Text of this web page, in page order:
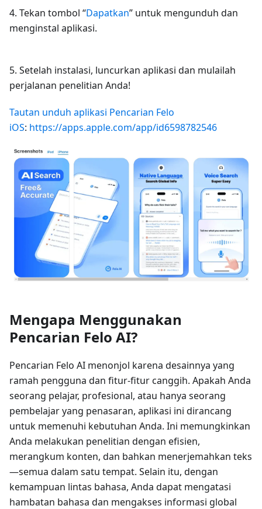
4. Tekan tombol “Dapatkan” untuk mengunduh dan
menginstal aplikasi.
5. Setelah instalasi, luncurkan aplikasi dan mulailah
perjalanan penelitian Anda!
Tautan unduh aplikasi Pencarian Felo
iOS: https://apps.apple.com/app/id6598782546
Mengapa Menggunakan
Pencarian Felo AI?
Pencarian Felo AI menonjol karena desainnya yang
ramah pengguna dan fitur-fitur canggih. Apakah Anda
seorang pelajar, profesional, atau hanya seorang
pembelajar yang penasaran, aplikasi ini dirancang
untuk memenuhi kebutuhan Anda. Ini memungkinkan
Anda melakukan penelitian dengan efisien,
merangkum konten, dan bahkan menerjemahkan teks
—semua dalam satu tempat. Selain itu, dengan
kemampuan lintas bahasa, Anda dapat mengatasi
hambatan bahasa dan mengakses informasi global